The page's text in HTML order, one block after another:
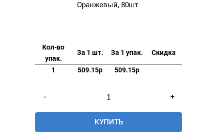
Оранжевый, 80шт
Кол-во
упак.
За 1 шт. За 1 упак. Скидка
1 509.15р 509.15р
-
товара
Люверсы
шторные
+
КУПИТЬ